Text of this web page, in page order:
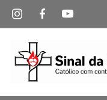
Pular
para
conteúdo